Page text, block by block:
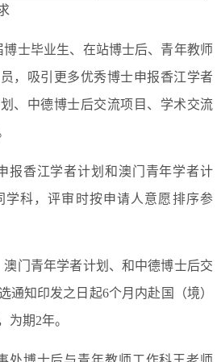
博士毕业生、在站博士后、青年教师
，吸引更多优秀博士申报香江学者
、中德博士后交流项目、学术交流
报香江学者计划和澳门青年学者计
学科，评审时按申请人意愿排序参
门青年学者计划、和中德博士后交
通知印发之日起6个月内赴国（境）
为期2年。